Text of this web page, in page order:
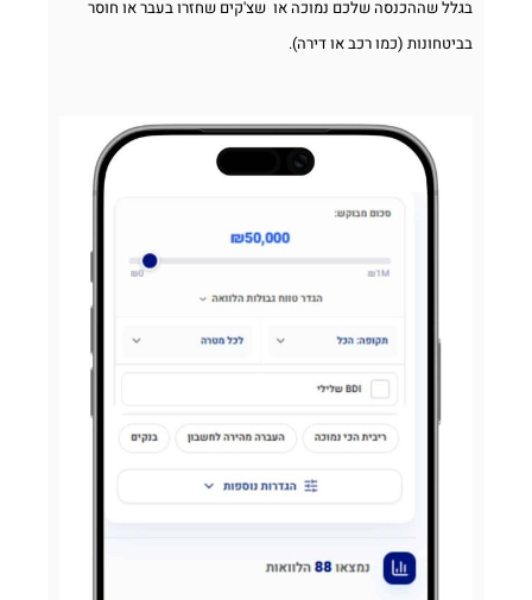
בגלל שההכנסה שלכם נמוכה או שצ'קים שחזרו בעבר או חוסר
בביטחונות (כמו רכב או דירה).